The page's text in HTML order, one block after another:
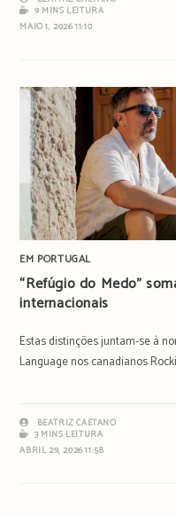
9 MINS LEITURA
MAIO 1, 2026 11:10
EM PORTUGAL
“Refúgio do Medo”
internacionais
Estas distinções juntam-se à
Language nos canadianos
BEATRIZ CAETANO
3 MINS LEITURA
ABRIL 29, 2026 11:58